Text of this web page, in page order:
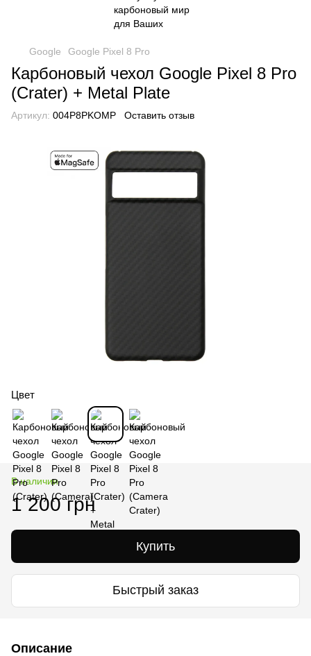
Google Google Pixel 8 Pro
Карбоновый чехол Google Pixel 8 Pro
(Crater) + Metal Plate
Артикул: 004P8PKOMP Оставить отзыв
Цвет
В наличии
1 200 грн
Купить
Быстрый заказ
Описание